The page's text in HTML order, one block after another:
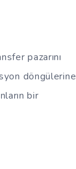
pazarını
döngülerine
bir